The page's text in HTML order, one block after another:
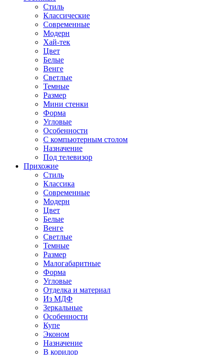
Стиль
Классические
Современные
Модерн
Хай-тек
Цвет
Белые
Венге
Светлые
Темные
Размер
Мини стенки
Форма
Угловые
Особенности
С компьютерным столом
Назначение
Под телевизор
Прихожие
Стиль
Классика
Современные
Модерн
Цвет
Белые
Венге
Светлые
Темные
Размер
Малогабаритные
Форма
Угловые
Отделка и материал
Из МДФ
Зеркальные
Особенности
Купе
Эконом
Назначение
В коридор